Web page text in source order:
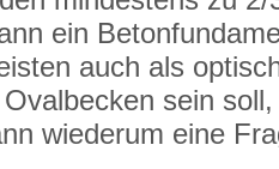
ein
auch als
sein
wiederum eine